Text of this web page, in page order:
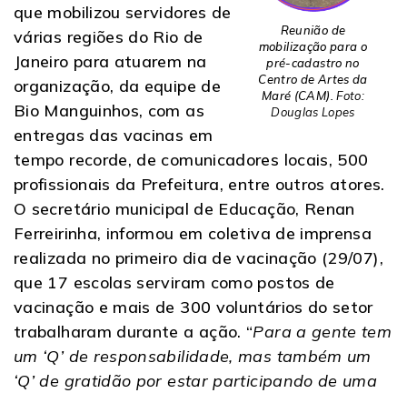
Reunião de
mobilização para o
pré-cadastro no
Centro de Artes da
Maré (CAM).Foto:
Douglas Lopes
que mobilizou servidores de
várias regiões do Rio de
Janeiro para atuarem na
organização, da equipe de
Bio Manguinhos, com as
entregas das vacinas em
tempo recorde, de comunicadores locais, 500
profissionais da Prefeitura, entre outros atores.
O secretário municipal de Educação, Renan
Ferreirinha, informou em coletiva de imprensa
realizada no primeiro dia de vacinação (29/07),
que 17 escolas serviram como postos de
vacinação e mais de 300 voluntários do setor
trabalharam durante a ação. “Para a gente tem
um ‘Q’ de responsabilidade, mas também um
‘Q’ de gratidão por estar participando de uma